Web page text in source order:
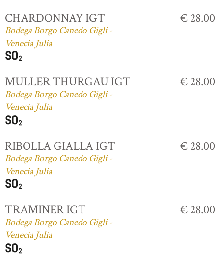
CHARDONNAY IGT
Bodega Borgo Canedo Gigli -
Venecia Julia
€ 28.00
MULLER THURGAU IGT
Bodega Borgo Canedo Gigli -
Venecia Julia
€ 28.00
RIBOLLA GIALLA IGT
Bodega Borgo Canedo Gigli -
Venecia Julia
€ 28.00
TRAMINER IGT
Bodega Borgo Canedo Gigli -
Venecia Julia
€ 28.00